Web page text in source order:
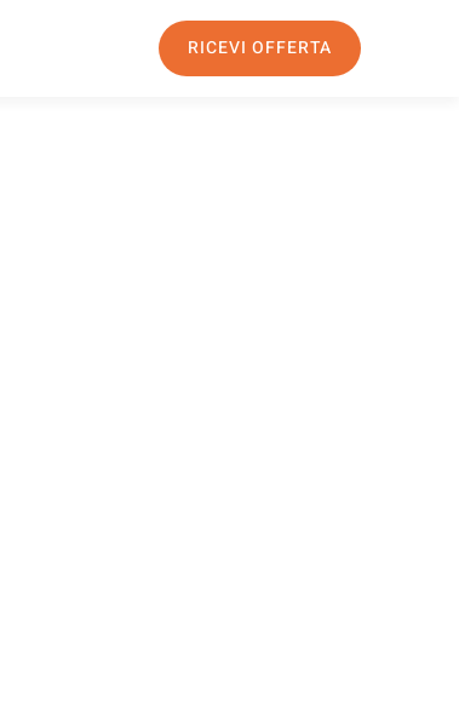
RICEVI OFFERTA